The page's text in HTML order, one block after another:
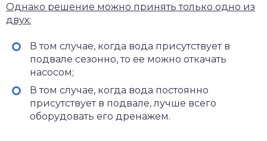
Однако решение можно принять только одно из
двух:
В том случае, когда вода присутствует в
подвале сезонно, то ее можно откачать
насосом;
В том случае, когда вода постоянно
присутствует в подвале, лучше всего
оборудовать его дренажем.